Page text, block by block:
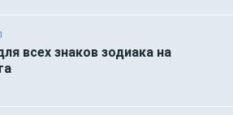
всех знаков зодиака на